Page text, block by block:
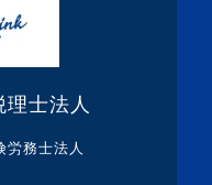
理士法人
労務士法人